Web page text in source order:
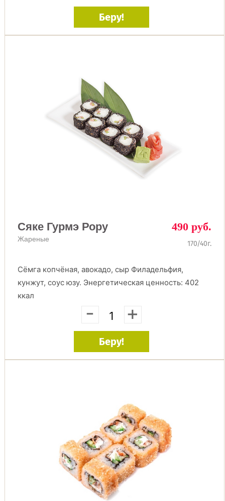
Беру!
Сяке Гурмэ Рору
Жареные
490 руб.
170/40г.
Сёмга копчёная, авокадо, сыр Филадельфия,
кунжут, соус юзу. Энергетическая ценность: 402
ккал
- +
Беру!